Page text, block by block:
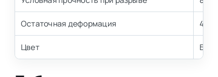
Остаточная деформация 4,5
Цвет